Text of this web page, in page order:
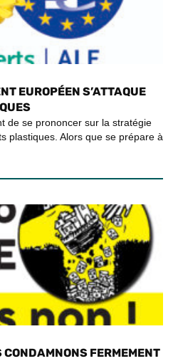
EUROPÉEN S’ATTAQUE
de se prononcer sur la stratégie
plastiques. Alors que se prépare à
CONDAMNONS FERMEMENT